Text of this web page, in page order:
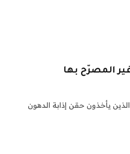
المصرّح بها
يأخذون حقن إذابة الدهون